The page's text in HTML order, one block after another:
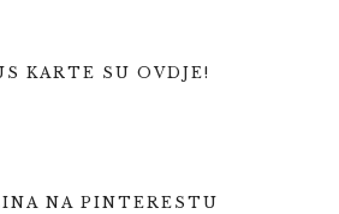
KARTE SU OVDJE!
NA PINTERESTU